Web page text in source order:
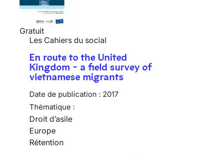
Gratuit
Les Cahiers du social
En route to the United
Kingdom - a field survey of
vietnamese migrants
Date de publication : 2017
Thématique :
Droit d’asile
Europe
Rétention